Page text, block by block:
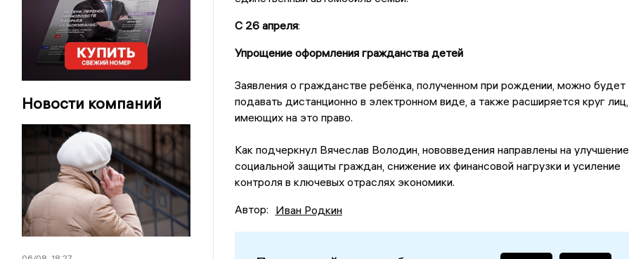
Новости компаний
С 26 апреля:
Упрощение оформления гражданства детей
Заявления о гражданстве ребёнка, полученном при рождении, можно будет
подавать дистанционно в электронном виде, а также расширяется круг лиц,
имеющих на это право.
Как подчеркнул Вячеслав Володин, нововведения направлены на улучшение
социальной защиты граждан, снижение их финансовой нагрузки и усиление
контроля в ключевых отраслях экономики.
Автор: Иван Родкин